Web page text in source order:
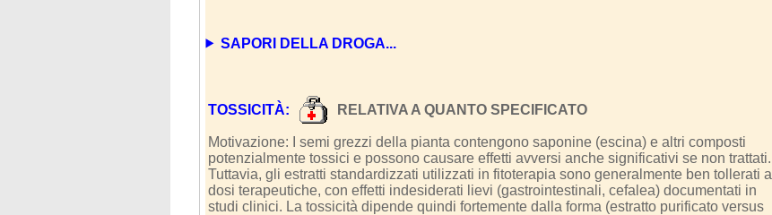
SAPORI DELLA DROGA...
TOSSICITÀ: RELATIVA A QUANTO SPECIFICATO
Motivazione: I semi grezzi della pianta contengono saponine (escina) e altri composti
potenzialmente tossici e possono causare effetti avversi anche significativi se non trattati.
Tuttavia, gli estratti standardizzati utilizzati in fitoterapia sono generalmente ben tollerati a
dosi terapeutiche, con effetti indesiderati lievi (gastrointestinali, cefalea) documentati in
studi clinici. La tossicità dipende quindi fortemente dalla forma (estratto purificato versus